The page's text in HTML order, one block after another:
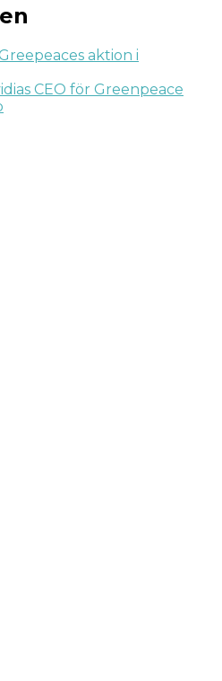
aktion i
CEO för Greenpeace